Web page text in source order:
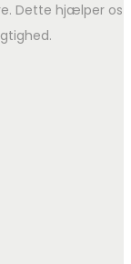
Dette hjælper os